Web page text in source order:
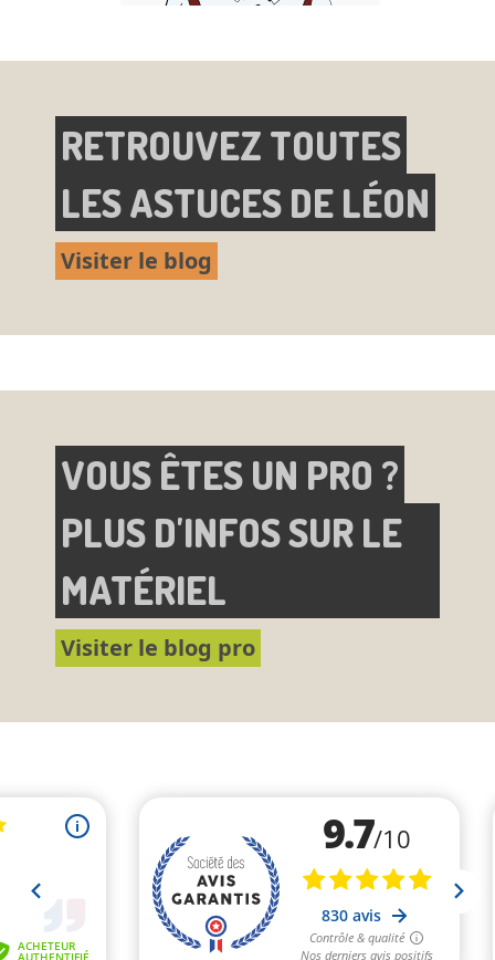
RETROUVEZ TOUTES
LES ASTUCES DE LÉON
Visiter le blog
VOUS ÊTES UN PRO ?
PLUS D'INFOS SUR LE
MATÉRIEL
Visiter le blog pro